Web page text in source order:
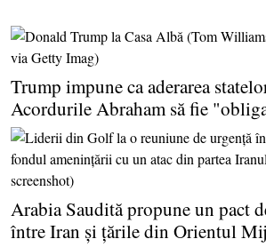
Trump impune ca aderarea
Acordurile Abraham să fie
Arabia Saudită propune un pact
între Iran şi ţările din Orientul